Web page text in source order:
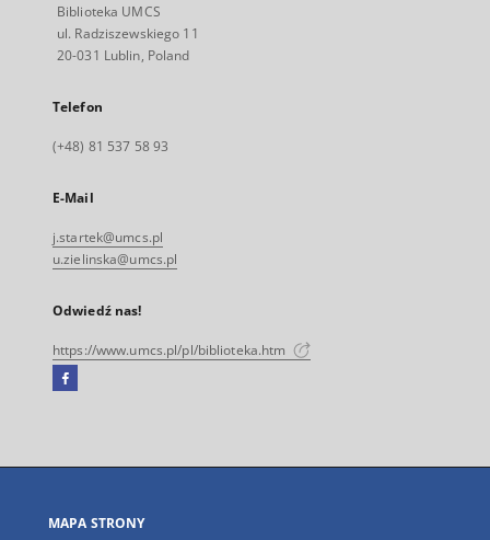
Biblioteka UMCS
ul. Radziszewskiego 11
20-031 Lublin, Poland
Telefon
(+48) 81 537 58 93
E-Mail
j.startek@umcs.pl
u.zielinska@umcs.pl
Odwiedź nas!
https://www.umcs.pl/pl/biblioteka.htm
Facebook
się
karcie
MAPA STRONY